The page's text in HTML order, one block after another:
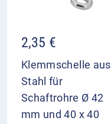
2,35 €
Klemmschelle aus
Stahl für
Schaftrohre Ø 42
mm und 40 x 40